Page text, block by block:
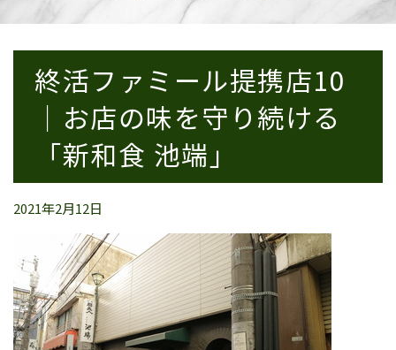
終活ファミール提携店10
｜お店の味を守り続ける
「新和食 池端」
2021年2月12日